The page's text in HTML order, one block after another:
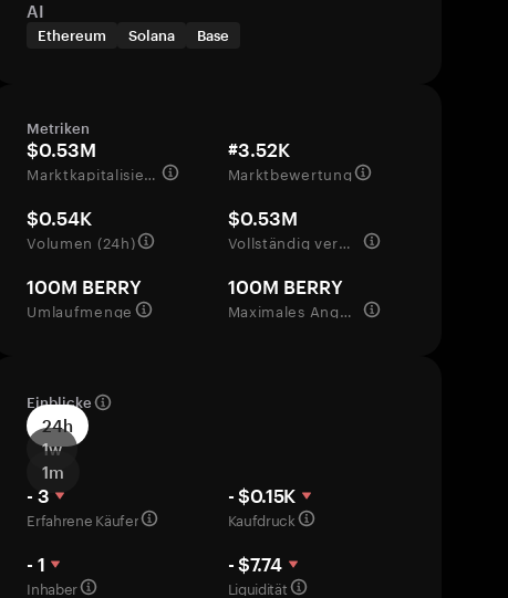
AI
Ethereum Solana Base
Metriken
$0.53M
Marktkapitalisierung
#3.52K
Marktbewertung
$0.54K
Volumen (24h)
$0.53M
Vollständig verwässerte Bewertung
100M BERRY
Umlaufmenge
100M BERRY
Maximales Angebot
Einblicke
24h
1w
1m
- 3
Erfahrene Käufer
- $0.15K
Kaufdruck
- 1
Inhaber
- $7.74
Liquidität